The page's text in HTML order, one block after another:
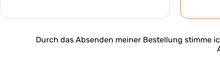
Durch das Absenden meiner Bestellung stimme